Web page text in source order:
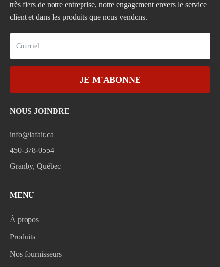
très fiers de notre entreprise, notre engagement envers le service
client et dans les produits que nous vendons.
JE M'ABONNE
NOUS JOINDRE
info@lafair.ca
450-378-0554
Granby, Québec
MENU
À propos
Produits
Nos fournisseurs